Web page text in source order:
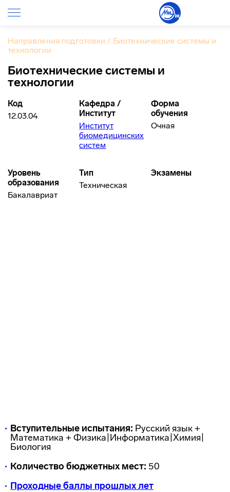
Направления подготовки / Биотехнические системы и
технологии
Биотехнические системы и
технологии
Код
12.03.04
Кафедра /
Институт
Институт
биомедицинских
систем
Форма
обучения
Очная
Уровень
образования
Бакалавриат
Тип
Техническая
Экзамены
Вступительные испытания: Русский язык +
Математика + Физика|Информатика|Химия|
Биология
Количество бюджетных мест: 50
Проходные баллы прошлых лет